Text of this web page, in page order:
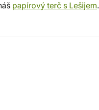
papírový terč s Lešijem.